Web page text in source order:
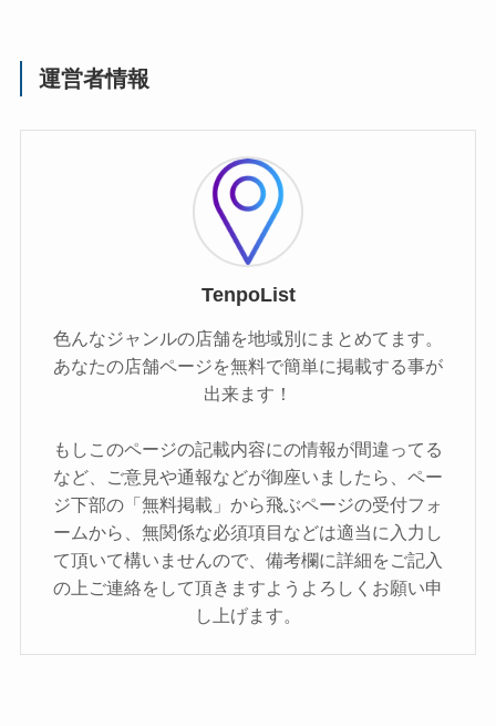
運営者情報
TenpoList
色んなジャンルの店舗を地域別にまとめてます。
あなたの店舗ページを無料で簡単に掲載する事が
出来ます！
もしこのページの記載内容にの情報が間違ってる
など、ご意見や通報などが御座いましたら、ペー
ジ下部の「無料掲載」から飛ぶページの受付フォ
ームから、無関係な必須項目などは適当に入力し
て頂いて構いませんので、備考欄に詳細をご記入
の上ご連絡をして頂きますようよろしくお願い申
し上げます。